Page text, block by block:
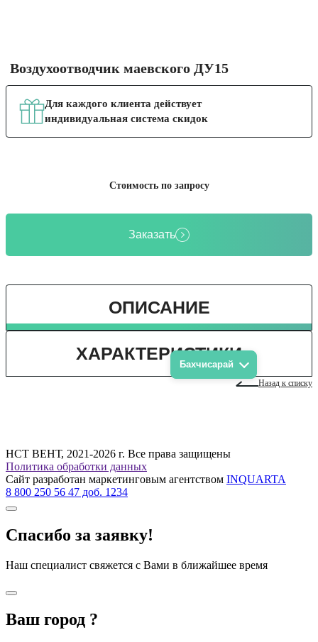
Бахчисарай
Воздухоотводчик маевского ДУ15
Для каждого клиента действует
индивидуальная система скидок
Стоимость по запросу
Заказать
ОПИСАНИЕ
ХАРАКТЕРИСТИКИ
Назад к списку
НСТ ВЕНТ, 2021-2026 г. Все права защищены
Политика обработки данных
Сайт разработан маркетинговым агентством INQUARTA
8 800 250 56 47 доб. 1234
Спасибо за заявку!
Наш специалист свяжется с Вами в ближайшее время
Ваш город ?